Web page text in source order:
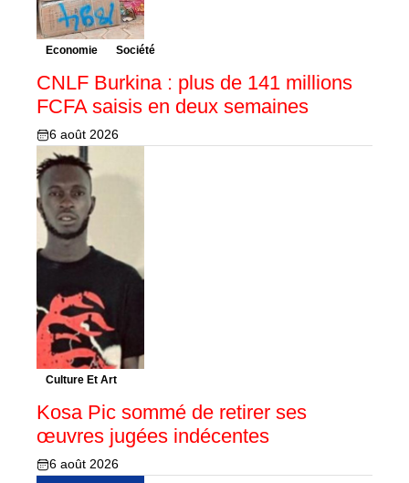
Economie Société
CNLF Burkina : plus de 141 millions
FCFA saisis en deux semaines
6 août 2026
Culture Et Art
Kosa Pic sommé de retirer ses
œuvres jugées indécentes
6 août 2026